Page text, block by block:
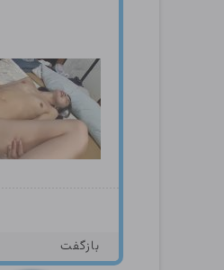
بازگفت